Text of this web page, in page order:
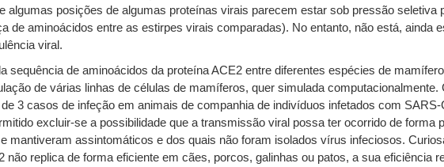
algumas posições de algumas proteínas virais parecem estar sob pressão seletiva
de aminoácidos entre as estirpes virais comparadas). No entanto, não está, ainda
viral.
sequência de aminoácidos da proteína ACE2 entre diferentes espécies de
de várias linhas de células de mamíferos, quer simulada
3 casos de infeção em animais de companhia de indivíduos infetados com
excluir-se a possibilidade que a transmissão viral possa ter ocorrido de
mantiveram assintomáticos e dos quais não foram isolados vírus infeciosos.
não replica de forma eficiente em cães, porcos, galinhas ou patos, a sua eficiência